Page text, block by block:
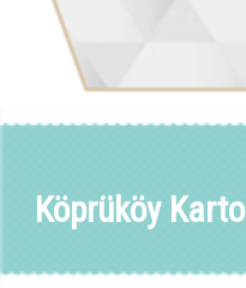
Köprüköy